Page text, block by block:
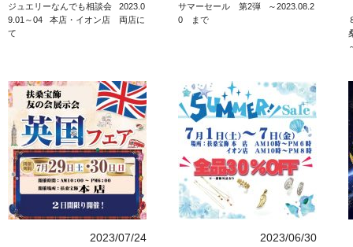
ジュエリーなんでも相談会 2023.0
9.01～04 本店・イオン店 両店に
て
サマーセール 第2弾 ～2023.08.2
0 まで
2023/07/24 2023/06/30